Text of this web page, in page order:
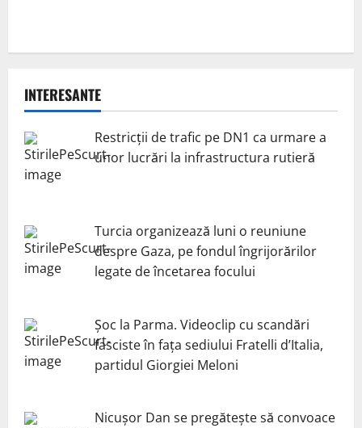
INTERESANTE
Restricții de trafic pe DN1 ca urmare a
unor lucrări la infrastructura rutieră
Turcia organizează luni o reuniune
despre Gaza, pe fondul îngrijorărilor
legate de încetarea focului
Șoc la Parma. Videoclip cu scandări
fasciste în fața sediului Fratelli d’Italia,
partidul Giorgiei Meloni
Nicuşor Dan se pregăteşte să convoace